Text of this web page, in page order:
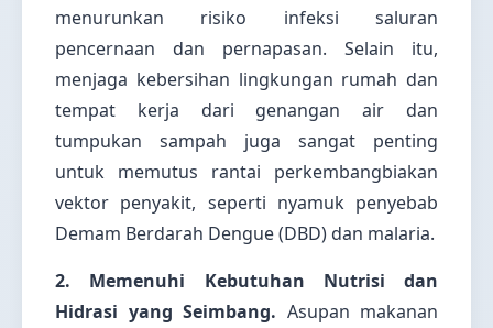
menurunkan risiko infeksi saluran
pencernaan dan pernapasan. Selain itu,
menjaga kebersihan lingkungan rumah dan
tempat kerja dari genangan air dan
tumpukan sampah juga sangat penting
untuk memutus rantai perkembangbiakan
vektor penyakit, seperti nyamuk penyebab
Demam Berdarah Dengue (DBD) dan malaria.
2. Memenuhi Kebutuhan Nutrisi dan
Hidrasi yang Seimbang. Asupan makanan